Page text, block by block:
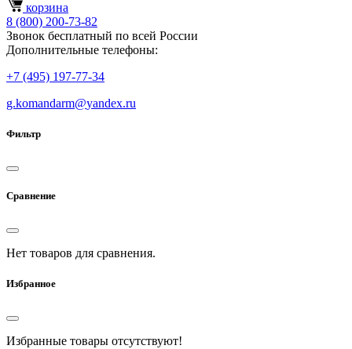
корзина
8 (800) 200-73-82
Звонок бесплатный по всей России
Дополнительные телефоны:
+7 (495) 197-77-34
g.komandarm@yandex.ru
Фильтр
Сравнение
Нет товаров для сравнения.
Избранное
Избранные товары отсутствуют!